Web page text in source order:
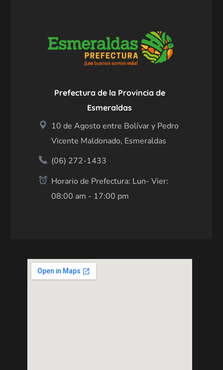
Prefectura de la Provincia de
Esmeraldas
10 de Agosto entre Bolívar y Pedro
Vicente Maldonado, Esmeraldas
(06) 272-1433
Horario de Prefectura: Lun- Vier:
08:00 am - 17:00 pm